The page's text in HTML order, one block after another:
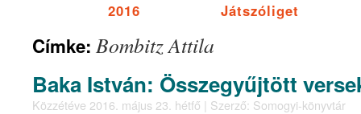
2016
Játszóliget
Címke: Bombitz Attila
Baka István: Összegyűjtött
Közzétéve 2016. május 23. hétfő | Szerző: Somogyi-könyvtár